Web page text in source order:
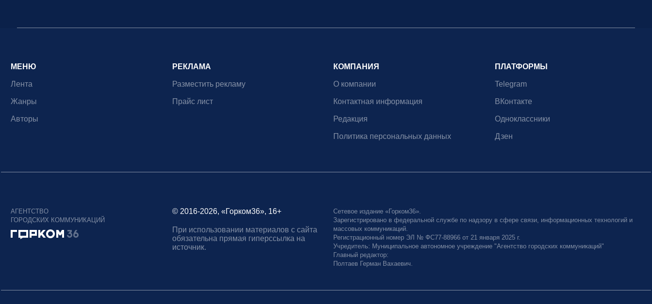
МЕНЮ
Лента
Жанры
Авторы
РЕКЛАМА
Разместить рекламу
Прайс лист
КОМПАНИЯ
О компании
Контактная информация
Редакция
Политика персональных данных
ПЛАТФОРМЫ
Telegram
ВКонтакте
Одноклассники
Дзен
АГЕНТСТВО
ГОРОДСКИХ КОММУНИКАЦИЙ
© 2016-2026, «Горком36», 16+
При использовании материалов с сайта
обязательна прямая гиперссылка на
источник.
Сетевое издание «Горком36».
Зарегистрировано в федеральной службе по надзору в сфере связи, информационных технологий и
массовых коммуникаций.
Регистрационный номер ЭЛ № ФС77-88966 от 21 января 2025 г.
Учредитель: Муниципальное автономное учреждение "Агентство городских коммуникаций"
Главный редактор:
Полтаев Герман Вахаевич.